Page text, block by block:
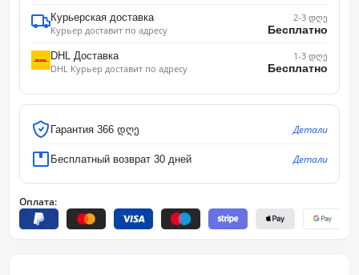
Курьерская доставка
Курьер доставит по адресу
2-3 დღე
Бесплатно
DHL Доставка
DHL Курьер доставит по адресу
1-3 დღე
Бесплатно
Гарантия 366 დღე Детали
Бесплатный возврат 30 дней Детали
Оплата: